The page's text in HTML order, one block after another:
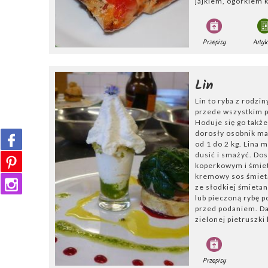
przez około 5
Smażony lin w
cytryny. Po
sokiem z
chłodne
roztrzepanym
rozgrzanym
Warzywny lin
Smaczną
rozpoczyna się
się w dzwonki i
laurowy, pieprz
namoczoną w
sklarowania.
oraz pieprzem.
Przepisy
Lin
Lin to ryba z
przede wszystkim
Hoduje się go
dorosły osobnik
od 1 do 2 kg. Lina
dusić i smażyć.
koperkowym i
kremowy sos
ze słodkiej
lub pieczoną rybę
przed podaniem.
zielonej pietruszki
Przepisy